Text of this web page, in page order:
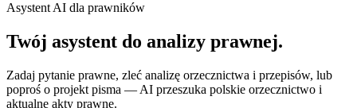
Asystent AI dla prawników
Twój asystent do analizy prawnej.
Zadaj pytanie prawne, zleć analizę orzecznictwa i przepisów, lub
poproś o projekt pisma — AI przeszuka polskie orzecznictwo i
aktualne akty prawne.